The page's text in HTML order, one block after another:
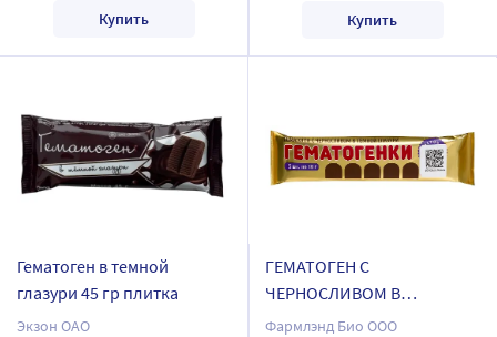
Купить Купить
Гематоген в темной
глазури 45 гр плитка
Экзон ОАО
ГЕМАТОГЕН С
ЧЕРНОСЛИВОМ В
ШОКОЛАДНОЙ ГЛАЗУРИ
Фармлэнд Био ООО